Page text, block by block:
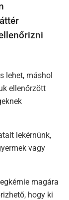
lehet, máshol
ellenőrzött
lekérnünk,
vagy
magára
hogy ki